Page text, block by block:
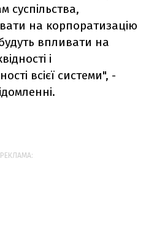
суспільства,
на корпоратизацію
будуть впливати на
і
всієї системи", -
РЕКЛАМА: